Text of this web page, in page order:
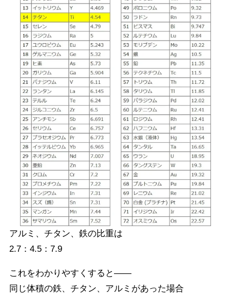
アルミ、チタン、鉄の比重は
2.7：4.5：7.9
これをわかりやすくすると――
同じ体積の鉄、チタン、アルミがあった場合